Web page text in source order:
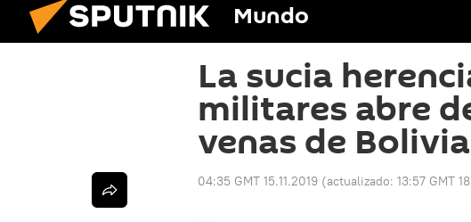
Mundo
La sucia
militares abre
venas de Bolivia
04:35 GMT 15.11.2019 (actualizado: 13:57 GMT